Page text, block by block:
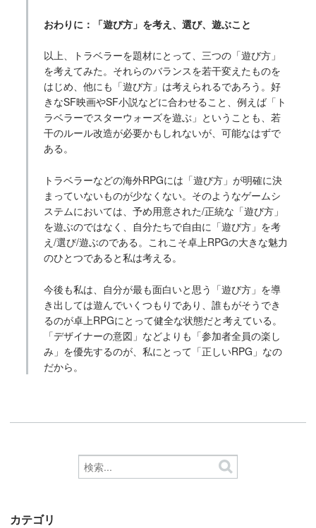
おわりに：「遊び方」を考え、選び、遊ぶこと
以上、トラベラーを題材にとって、三つの「遊び方」
を考えてみた。それらのバランスを若干変えたものを
はじめ、他にも「遊び方」は考えられるであろう。好
きなSF映画やSF小説などに合わせること、例えば「ト
ラベラーでスターウォーズを遊ぶ」ということも、若
干のルール改造が必要かもしれないが、可能なはずで
ある。
トラベラーなどの海外RPGには「遊び方」が明確に決
まっていないものが少なくない。そのようなゲームシ
ステムにおいては、予め用意された/正統な「遊び方」
を遊ぶのではなく、自分たちで自由に「遊び方」を考
え/選び/遊ぶのである。これこそ卓上RPGの大きな魅力
のひとつであると私は考える。
今後も私は、自分が最も面白いと思う「遊び方」を導
き出しては遊んでいくつもりであり、誰もがそうでき
るのが卓上RPGにとって健全な状態だと考えている。
「デザイナーの意図」などよりも「参加者全員の楽し
み」を優先するのが、私にとって「正しいRPG」なの
だから。
カテゴリ